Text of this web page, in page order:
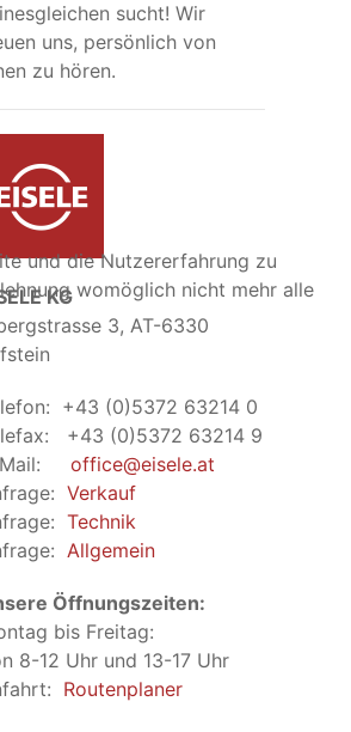
sucht! Wir
uns, persönlich von
zu hören.
KG
3, AT-6330
+43 (0)5372 63214 0
+43 (0)5372 63214 9
Mail: office@eisele.at
Verkauf
Technik
Allgemein
Öffnungszeiten:
bis Freitag:
8-12 Uhr und 13-17 Uhr
Routenplaner
und die Nutzererfahrung zu
womöglich nicht mehr alle